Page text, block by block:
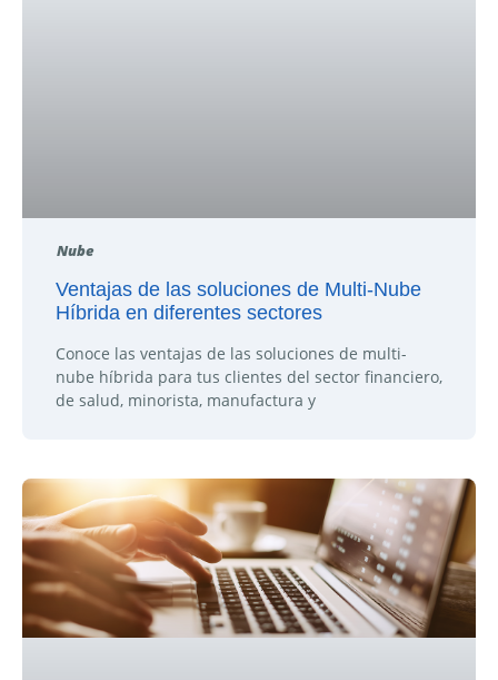
Nube
Ventajas de las soluciones de Multi-Nube
Híbrida en diferentes sectores
Conoce las ventajas de las soluciones de multi-
nube híbrida para tus clientes del sector financiero,
de salud, minorista, manufactura y